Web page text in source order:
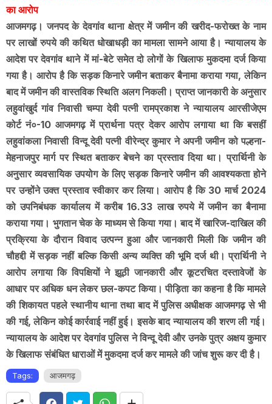
का आरोप
आजमगढ़। जनपद के देवगांव थाना क्षेत्र में जमीन की खरीद-फरोख्त के नाम
पर लाखों रुपये की कथित धोखाधड़ी का मामला सामने आया है। न्यायालय के
आदेश पर देवगांव थाने में मां-बेटे समेत दो लोगों के खिलाफ मुकदमा दर्ज किया
गया है। आरोप है कि सड़क किनारे जमीन बताकर बैनामा कराया गया, लेकिन
बाद में जमीन की वास्तविक स्थिति अलग निकली। प्राप्त जानकारी के अनुसार
लहुवांखुर्द गांव निवासी चम्पा देवी पत्नी रामप्रकाश ने न्यायालय आरसीजेएम
कोर्ट नं०-10 आजमगढ़ में प्रार्थना पत्र देकर आरोप लगाया था कि बसहीं
लहुवांकला निवासी विन्दू देवी पत्नी वीरेन्द्र कुमार ने अपनी जमीन को पल्हना-
मेहनाजपुर मार्ग पर स्थित बताकर बेचने का प्रस्ताव दिया था। प्रार्थिनी के
अनुसार व्यवसायिक उपयोग के लिए सड़क किनारे जमीन की आवश्यकता होने
पर उन्होंने उक्त प्रस्ताव स्वीकार कर लिया। आरोप है कि 30 मार्च 2024
को उपनिबंधक कार्यालय में करीब 16.33 लाख रुपये में जमीन का बैनामा
कराया गया। भुगतान चेक के माध्यम से किया गया। बाद में खारिज-दाखिल की
प्रक्रिया के दौरान विवाद उत्पन्न हुआ और जानकारी मिली कि जमीन की
चौहद्दी में सड़क नहीं बल्कि किसी अन्य व्यक्ति की भूमि दर्ज थी। प्रार्थिनी ने
आरोप लगाया कि विपक्षियों ने झूठी जानकारी और कूटरचित दस्तावेजों के
आधार पर अधिक धन लेकर छल-कपट किया। पीड़िता का कहना है कि मामले
की शिकायत पहले स्थानीय थाना तथा बाद में पुलिस अधीक्षक आजमगढ़ से भी
की गई, लेकिन कोई कार्रवाई नहीं हुई। इसके बाद न्यायालय की शरण ली गई।
न्यायालय के आदेश पर देवगांव पुलिस ने विन्दू देवी और उनके पुत्र अक्षय कुमार
के खिलाफ संबंधित धाराओं में मुकदमा दर्ज कर मामले की जांच शुरू कर दी है।
Tags: आजमगढ़